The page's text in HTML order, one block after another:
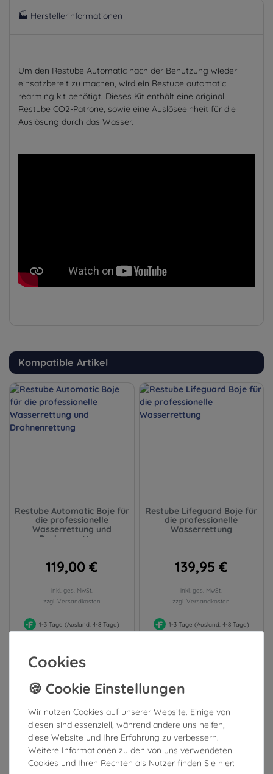
🏭 Herstellerinformationen
Um den Restube Automatic nach der Benutzung wieder
einsatzbereit zu machen, wird ein Restube automatic
rearming kit benötigt. Dieses Kit enthält eine original
Restube CO2-Patrone, sowie eine Auslöseeinheit für die
Auslösung durch das Wasser.
Kompatible Artikel
Restube Automatic Boje für
die professionelle
Wasserrettung und
Drohnenrettung
119,00 €
inkl. ges. MwSt.
zzgl. Versandkosten
1-3 Tage (Ausland: 4-8 Tage)
Restube Lifeguard Boje für
die professionelle
Wasserrettung
139,95 €
inkl. ges. MwSt.
zzgl. Versandkosten
1-3 Tage (Ausland: 4-8 Tage)
Ähnliche Artikel
Cookies
Wir nutzen Cookies auf unserer Website. Einige von
diesen sind essenziell, während andere uns helfen,
diese Website und Ihre Erfahrung zu verbessern.
Weitere Informationen zu den von uns verwendeten
Cookies und Ihren Rechten als Nutzer finden Sie hier: